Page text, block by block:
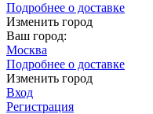
Подробнее о доставке
Изменить город
Ваш город:
Москва
Подробнее о доставке
Изменить город
Вход
Регистрация